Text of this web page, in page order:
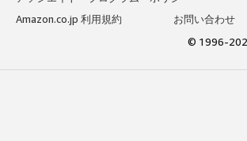
Amazon.co.jp 利用規約
お問い合わせ
© 1996-